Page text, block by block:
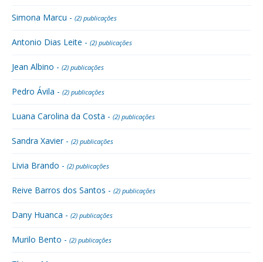
Simona Marcu - (2) publicações
Antonio Dias Leite - (2) publicações
Jean Albino - (2) publicações
Pedro Ávila - (2) publicações
Luana Carolina da Costa - (2) publicações
Sandra Xavier - (2) publicações
Livia Brando - (2) publicações
Reive Barros dos Santos - (2) publicações
Dany Huanca - (2) publicações
Murilo Bento - (2) publicações